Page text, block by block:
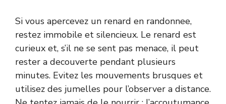
Si vous apercevez un renard en randonnee,
restez immobile et silencieux. Le renard est
curieux et, s’il ne se sent pas menace, il peut
rester a decouverte pendant plusieurs
minutes. Evitez les mouvements brusques et
utilisez des jumelles pour l’observer a distance.